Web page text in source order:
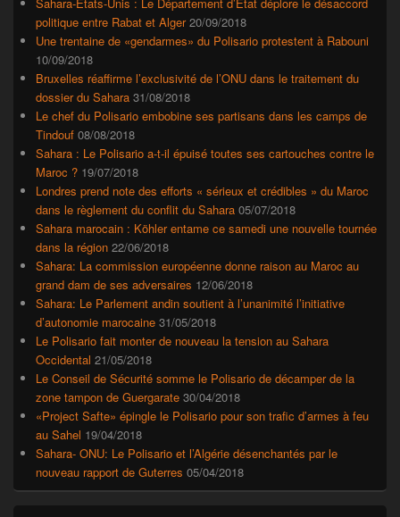
politique entre Rabat et Alger 20/09/2018
Une trentaine de «gendarmes» du Polisario protestent à Rabouni
10/09/2018
Bruxelles réaffirme l’exclusivité de l’ONU dans le traitement du
dossier du Sahara 31/08/2018
Le chef du Polisario embobine ses partisans dans les camps de
Tindouf 08/08/2018
Sahara : Le Polisario a-t-il épuisé toutes ses cartouches contre le
Maroc ? 19/07/2018
Londres prend note des efforts « sérieux et crédibles » du Maroc
dans le règlement du conflit du Sahara 05/07/2018
Sahara marocain : Köhler entame ce samedi une nouvelle tournée
dans la région 22/06/2018
Sahara: La commission européenne donne raison au Maroc au
grand dam de ses adversaires 12/06/2018
Sahara: Le Parlement andin soutient à l’unanimité l’initiative
d’autonomie marocaine 31/05/2018
Le Polisario fait monter de nouveau la tension au Sahara
Occidental 21/05/2018
Le Conseil de Sécurité somme le Polisario de décamper de la
zone tampon de Guergarate 30/04/2018
«Project Safte» épingle le Polisario pour son trafic d’armes à feu
au Sahel 19/04/2018
Sahara- ONU: Le Polisario et l’Algérie désenchantés par le
nouveau rapport de Guterres 05/04/2018